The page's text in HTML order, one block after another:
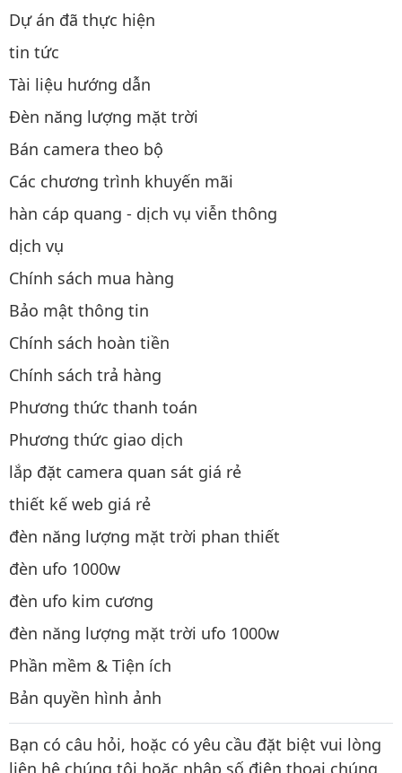
Dự án đã thực hiện
tin tức
Tài liệu hướng dẫn
Đèn năng lượng mặt trời
Bán camera theo bộ
Các chương trình khuyến mãi
hàn cáp quang - dịch vụ viễn thông
dịch vụ
Chính sách mua hàng
Bảo mật thông tin
Chính sách hoàn tiền
Chính sách trả hàng
Phương thức thanh toán
Phương thức giao dịch
lắp đặt camera quan sát giá rẻ
thiết kế web giá rẻ
đèn năng lượng mặt trời phan thiết
đèn ufo 1000w
đèn ufo kim cương
đèn năng lượng mặt trời ufo 1000w
Phần mềm & Tiện ích
Bản quyền hình ảnh
Bạn có câu hỏi, hoặc có yêu cầu đặt biệt vui lòng